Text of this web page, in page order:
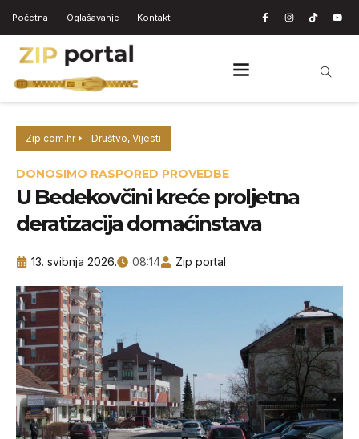
Početna Oglašavanje Kontakt
Zip.com.hr Društvo, Vijesti
DONOSIMO RASPORED PROVEDBE
U Bedekovčini kreće proljetna
deratizacija domaćinstava
13. svibnja 2026. 08:14 Zip portal